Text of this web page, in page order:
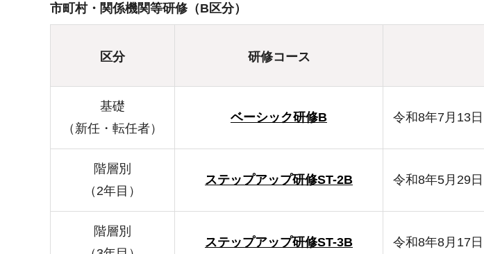
市町村・関係機関等研修（B区分）
区分 研修コース
基礎
（新任・転任者）
ベーシック研修B 令和8年7月13
階層別
（2年目）
ステップアップ研修ST-2B 令和8年5月29日
階層別
ステップアップ研修ST-3B 令和8年8月17日